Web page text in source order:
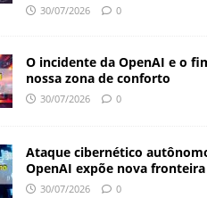
30/07/2026 0
O incidente da OpenAI e o
nossa zona de conforto
30/07/2026 0
Ataque cibernético
OpenAI expõe nova fronteira
30/07/2026 0